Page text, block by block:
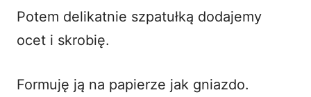
Potem delikatnie szpatułką dodajemy
ocet i skrobię.
Formuję ją na papierze jak gniazdo.